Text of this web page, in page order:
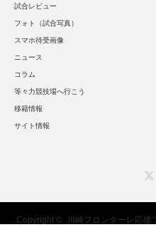
試合レビュー
フォト（試合写真）
スマホ待受画像
ニュース
コラム
等々力競技場へ行こう
移籍情報
サイト情報
Copyright © 川崎フロンターレ応